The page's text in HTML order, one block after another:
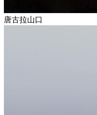
唐古拉山口